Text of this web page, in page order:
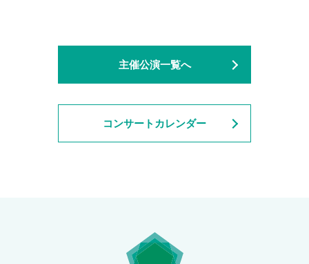
主催公演一覧へ
コンサートカレンダー